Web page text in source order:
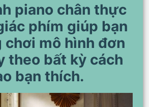
piano chân thực
phím giúp bạn
chơi mô hình đơn
theo bất kỳ cách
bạn thích.